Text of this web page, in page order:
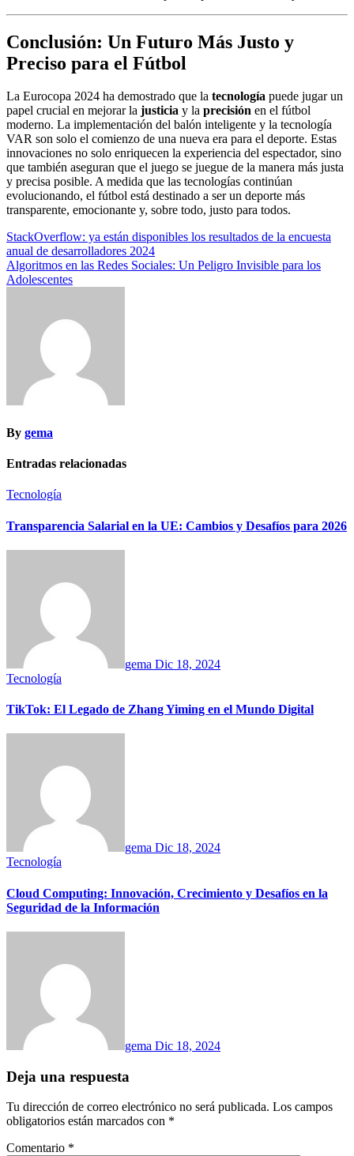
Conclusión: Un Futuro Más Justo y
Preciso para el Fútbol
La Eurocopa 2024 ha demostrado que la tecnología puede jugar un
papel crucial en mejorar la justicia y la precisión en el fútbol
moderno. La implementación del balón inteligente y la tecnología
VAR son solo el comienzo de una nueva era para el deporte. Estas
innovaciones no solo enriquecen la experiencia del espectador, sino
que también aseguran que el juego se juegue de la manera más justa
y precisa posible. A medida que las tecnologías continúan
evolucionando, el fútbol está destinado a ser un deporte más
transparente, emocionante y, sobre todo, justo para todos.
Navegación
de
entradas
StackOverflow: ya están disponibles los resultados de la encuesta
anual de desarrolladores 2024
Algoritmos en las Redes Sociales: Un Peligro Invisible para los
Adolescentes
By gema
Entradas relacionadas
Tecnología
Transparencia Salarial en la UE: Cambios y Desafíos para 2026
gema Dic 18, 2024
Tecnología
TikTok: El Legado de Zhang Yiming en el Mundo Digital
gema Dic 18, 2024
Tecnología
Cloud Computing: Innovación, Crecimiento y Desafíos en la
Seguridad de la Información
gema Dic 18, 2024
Deja una respuesta
Tu dirección de correo electrónico no será publicada. Los campos
obligatorios están marcados con *
Comentario *